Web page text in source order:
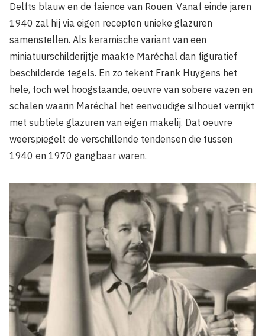
Delfts blauw en de faience van Rouen. Vanaf einde jaren
1940 zal hij via eigen recepten unieke glazuren
samenstellen. Als keramische variant van een
miniatuurschilderijtje maakte Maréchal dan figuratief
beschilderde tegels. En zo tekent Frank Huygens het
hele, toch wel hoogstaande, oeuvre van sobere vazen en
schalen waarin Maréchal het eenvoudige silhouet verrijkt
met subtiele glazuren van eigen makelij. Dat oeuvre
weerspiegelt de verschillende tendensen die tussen
1940 en 1970 gangbaar waren.